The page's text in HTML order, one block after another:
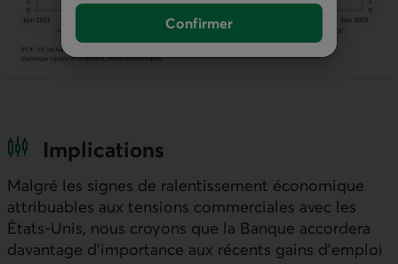
Confirmer
Implications
Malgré les signes de ralentissement économique
attribuables aux tensions commerciales avec les
États-Unis, nous croyons que la Banque accordera
davantage d’importance aux récents gains d’emploi